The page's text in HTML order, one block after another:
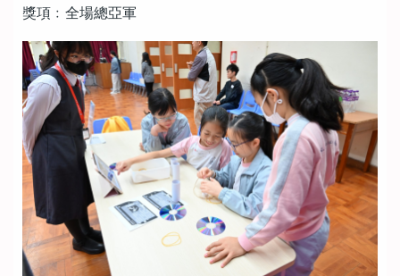
獎項﹕全場總亞軍